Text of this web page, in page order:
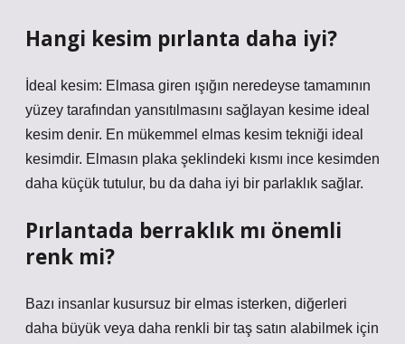
Hangi kesim pırlanta daha iyi?
İdeal kesim: Elmasa giren ışığın neredeyse tamamının
yüzey tarafından yansıtılmasını sağlayan kesime ideal
kesim denir. En mükemmel elmas kesim tekniği ideal
kesimdir. Elmasın plaka şeklindeki kısmı ince kesimden
daha küçük tutulur, bu da daha iyi bir parlaklık sağlar.
Pırlantada berraklık mı önemli
renk mi?
Bazı insanlar kusursuz bir elmas isterken, diğerleri
daha büyük veya daha renkli bir taş satın alabilmek için